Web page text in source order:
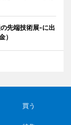
先端技術展-に出
）
買う